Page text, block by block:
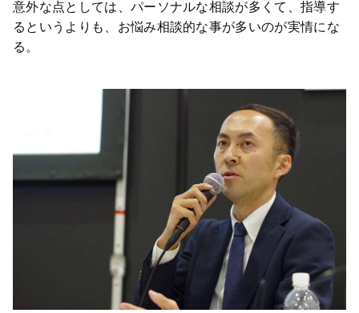
意外な点としては、パーソナルな相談が多くて、指導す
るというよりも、お悩み相談的な事が多いのが実情にな
る。